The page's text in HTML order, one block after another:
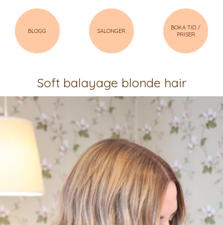
BLOGG SALONGER
BOKA TID /
PRISER
Soft balayage blonde hair